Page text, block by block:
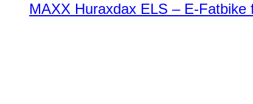
MAXX Huraxdax ELS – E-Fatbike